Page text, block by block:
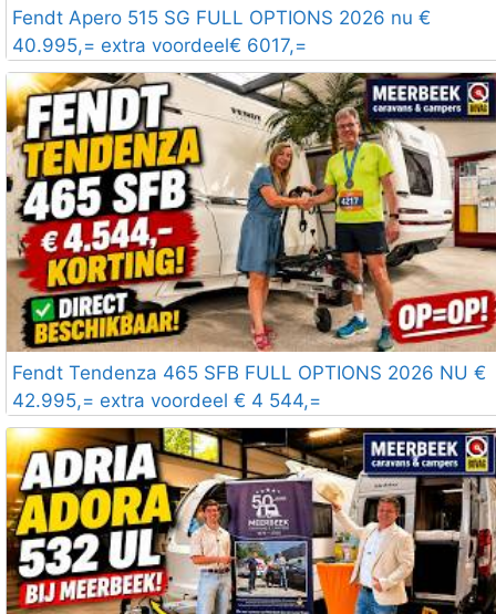
Fendt Apero 515 SG FULL OPTIONS 2026 nu €
40.995,= extra voordeel€ 6017,=
Fendt Tendenza 465 SFB FULL OPTIONS 2026 NU €
42.995,= extra voordeel € 4 544,=